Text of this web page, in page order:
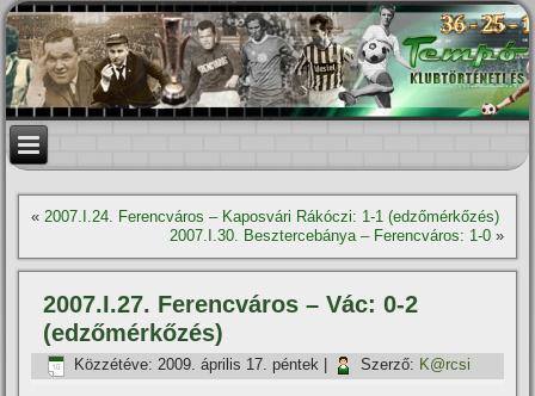
«2007.I.24. Ferencváros – Kaposvári Rákóczi: 1-1 (edzőmérkőzés)
2007.I.30. Besztercebánya – Ferencváros: 1-0»
2007.I.27. Ferencváros – Vác: 0-2
(edzőmérkőzés)
Közzétéve: 2009. április 17. péntek Szerző: K@rcsi